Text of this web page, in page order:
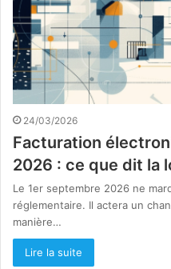
24/03/2026
Facturation
2026 : ce que dit la
Le 1er septembre 2026 ne
réglementaire. Il actera un
manière…
Lire la suite